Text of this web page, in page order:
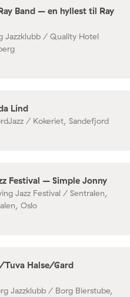
Band – en hyllest til Ray
Jazzklubb / Quality Hotel
Lind
/ Kokeriet, Sandefjord
Festival – Simple Jonny
Jazz Festival / Sentralen,
Oslo
Halse/Gard
Jazzklubb / Borg Bierstube,